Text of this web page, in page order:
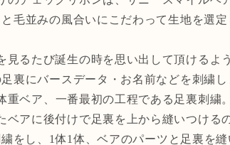
毛並みの風合いにこだわって生地を選定
見るたび誕生の時を思い出して頂けるよ
裏にバースデータ・お名前などを刺繍し
重ベア、一番最初の工程である足裏刺繍。
ベアに後付けで足裏を上から縫いつける
をし、1体1体、ベアのパーツと足裏を縫